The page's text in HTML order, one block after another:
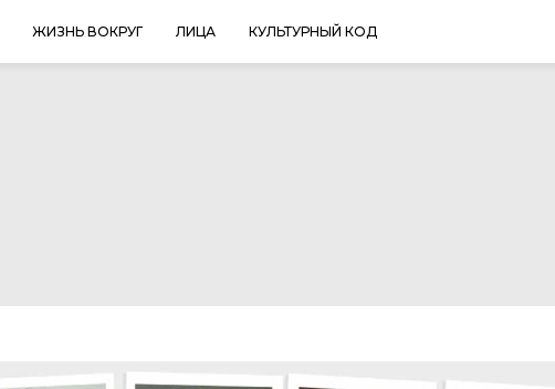
ЖИЗНЬ ВОКРУГ ЛИЦА КУЛЬТУРНЫЙ КОД